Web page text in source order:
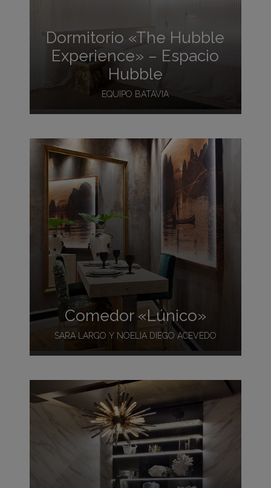
Dormitorio «The Hubble
Experience» – Espacio
Hubble
EQUIPO BATAVIA
Comedor «Lúnico»
SARA LARGO Y NOELIA DIEGO ACEVEDO